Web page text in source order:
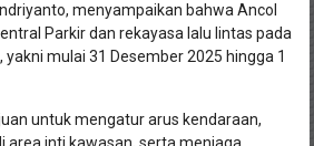
menyampaikan bahwa Ancol
Parkir dan rekayasa lalu lintas pada
mulai 31 Desember 2025 hingga 1
untuk mengatur arus kendaraan,